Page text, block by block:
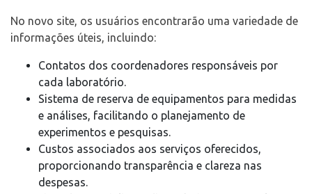
No novo site, os usuários encontrarão uma variedade de
informações úteis, incluindo:
Contatos dos coordenadores responsáveis por
cada laboratório.
Sistema de reserva de equipamentos para medidas
e análises, facilitando o planejamento de
experimentos e pesquisas.
Custos associados aos serviços oferecidos,
proporcionando transparência e clareza nas
despesas.